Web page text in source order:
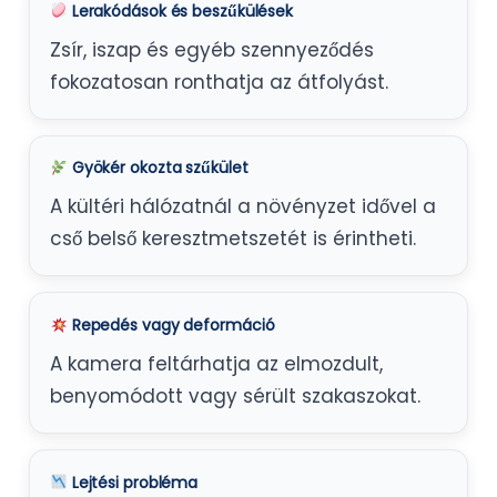
Lerakódások és beszűkülések
Zsír, iszap és egyéb szennyeződés
fokozatosan ronthatja az átfolyást.
Gyökér okozta szűkület
A kültéri hálózatnál a növényzet idővel a
cső belső keresztmetszetét is érintheti.
Repedés vagy deformáció
A kamera feltárhatja az elmozdult,
benyomódott vagy sérült szakaszokat.
Lejtési probléma